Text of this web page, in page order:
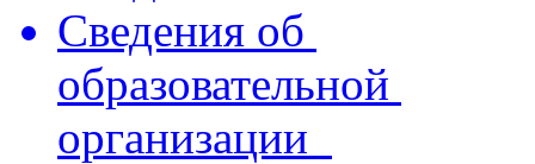
Сведения об
образовательной
организации